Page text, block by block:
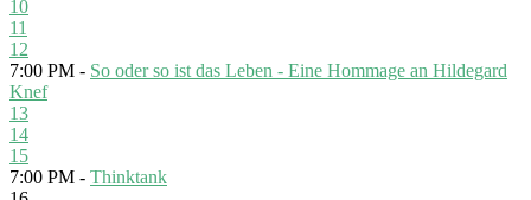
10
11
12
7:00 PM - So oder so ist das Leben - Eine Hommage an Hildegard
Knef
13
14
15
7:00 PM - Thinktank